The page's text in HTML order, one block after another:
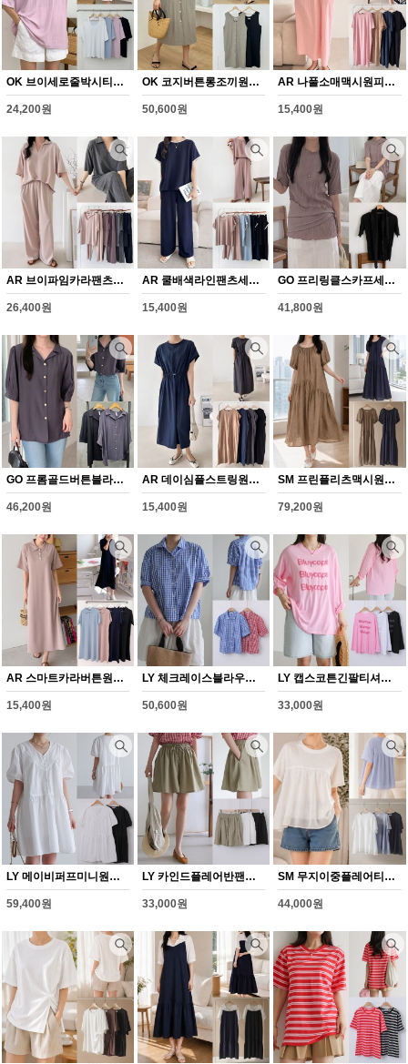
OK 브이세로줄박시티셔츠(Y375H608)
24,200원
OK 코지버튼롱조끼원피스(Y376H608)
50,600원
AR 나풀소매맥시원피스(Y377H608)
15,400원
AR 브이파임카라팬츠세트(Y378H608)
26,400원
AR 쿨배색라인팬츠세트(Y379H608)
15,400원
GO 프리링클스카프세트(Y380H608)
41,800원
GO 프롬골드버튼블라우스(Y381H608)
46,200원
AR 데이심플스트링원피스(Y371H608)
15,400원
SM 프린플리츠맥시원피스(Y369H608)
79,200원
AR 스마트카라버튼원피스(Y370H608)
15,400원
LY 체크레이스블라우스(Y363H608)
50,600원
LY 캡스코튼긴팔티셔츠(Y362H608)
33,000원
LY 메이비퍼프미니원피스(Y364H608)
59,400원
LY 카인드플레어반팬츠(Y365H608)
33,000원
SM 무지이중플레어티셔츠(Y366H608)
44,000원